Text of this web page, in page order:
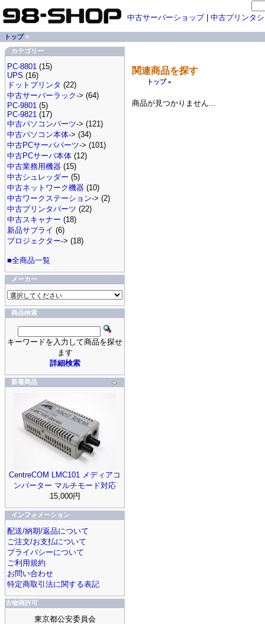
関連商品を探す
トップ»
商品が見つかりません...
中古サーバーショップ| 中古プリンタ
トップ»
カテゴリー
PC-8801 (15)
UPS (16)
ドットプリンタ (22)
中古サーバーラック-> (64)
PC-9801 (5)
PC-9821 (17)
中古パソコンパーツ-> (121)
中古パソコン本体-> (34)
中古PCサーバパーツ-> (101)
中古PCサーバ本体 (12)
中古業務用機器 (15)
中古シュレッダー (5)
中古ネットワーク機器 (10)
中古ワークステーション-> (2)
中古プリンタパーツ (22)
中古スキャナー (18)
新品サプライ (6)
プロジェクター-> (18)
■全商品一覧
メーカー
商品検索
キーワードを入力して商品を探せ
ます
詳細検索
新着商品
CentreCOM LMC101 メディアコ
ンバーター マルチモード対応
15,000円
インフォメーション
配送/納期/返品について
ご注文/お支払について
プライバシーについて
ご利用規約
お問い合わせ
特定商取引法に関する表記
古物商許可
東京都公安委員会